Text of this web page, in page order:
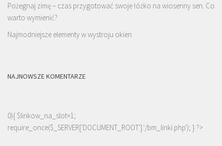
Pożegnaj zimę – czas przygotować swoje łóżko na wiosenny sen. Co
warto wymienić?
Najmodniejsze elementy w wystroju okien
NAJNOWSZE KOMENTARZE
0){ $linkow_na_slot=1;
require_once($_SERVER['DOCUMENT_ROOT'].'/bm_linki.php'); } ?>